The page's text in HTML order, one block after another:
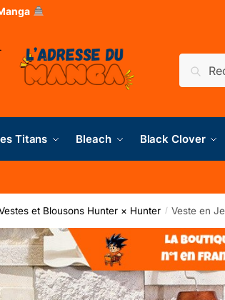
Titans Bleach Black Clover
et Blousons Hunter × Hunter / Veste en